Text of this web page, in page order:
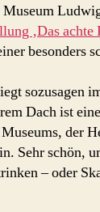
Museum
‚Das achte
besonders
sozusagen
Dach ist
Museums, der
Sehr schön,
– oder